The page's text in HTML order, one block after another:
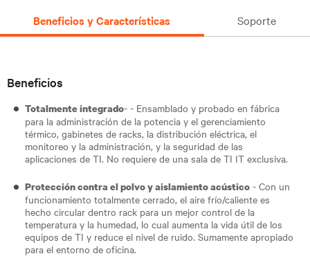
Beneficios y Características Soporte
Beneficios
Totalmente integrado- - Ensamblado y probado en fábrica
para la administración de la potencia y el gerenciamiento
térmico, gabinetes de racks, la distribución eléctrica, el
monitoreo y la administración, y la seguridad de las
aplicaciones de TI. No requiere de una sala de TI IT exclusiva.
Protección contra el polvo y aislamiento acústico - Con un
funcionamiento totalmente cerrado, el aire frío/caliente es
hecho circular dentro rack para un mejor control de la
temperatura y la humedad, lo cual aumenta la vida útil de los
equipos de TI y reduce el nivel de ruido. Sumamente apropiado
para el entorno de oficina.